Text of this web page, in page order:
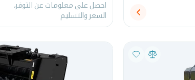
احصل على معلومات عن التوفر،
السعر والتسليم